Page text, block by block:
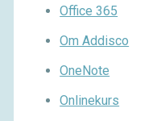
Office 365
Om Addisco
OneNote
Onlinekurs